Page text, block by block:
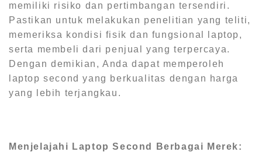
memiliki risiko dan pertimbangan tersendiri.
Pastikan untuk melakukan penelitian yang teliti,
memeriksa kondisi fisik dan fungsional laptop,
serta membeli dari penjual yang terpercaya.
Dengan demikian, Anda dapat memperoleh
laptop second yang berkualitas dengan harga
yang lebih terjangkau.
Menjelajahi Laptop Second Berbagai Merek: